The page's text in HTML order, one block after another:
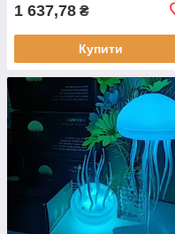
1 637,78 ₴
Купити